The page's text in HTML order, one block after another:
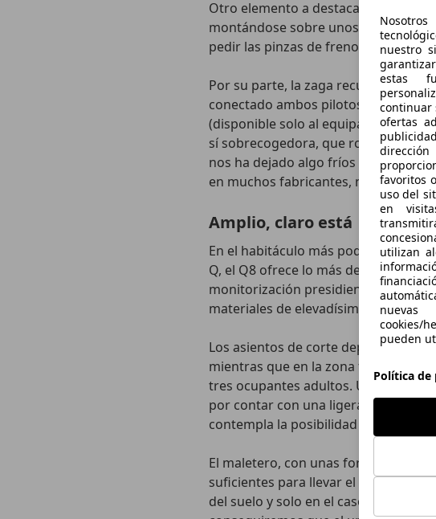
nuestro
estas
continuar
ofertas
favoritos
uso del
en
utilizan
cookies/
pueden
Política de
Otro elemento a destacar, las
montándose sobre unos enormes
pedir las pinzas de freno en rojo.
Por su parte, la zaga recuerda a la
conectado ambos pilotos y
(disponible solo al equipar los faros
sí sobrecogedora, que roza los dos
nos ha dejado algo fríos es la
en muchos fabricantes, no solo en
Amplio, claro está
En el habitáculo más poderío…
Q, el Q8 ofrece lo más de lo más en
monitorización presidiendo la parte
materiales de elevadísima calidad
Los asientos de corte deportivo
mientras que en la zona trasera,
tres ocupantes adultos. Un confort
por contar con una ligera
contempla la posibilidad de sumar el
El maletero, con unas formas
suficientes para llevar el equipaje
del suelo y solo en el caso de que